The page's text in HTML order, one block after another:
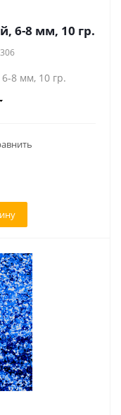
6-8 мм, 10 гр.
8 мм, 10 гр.